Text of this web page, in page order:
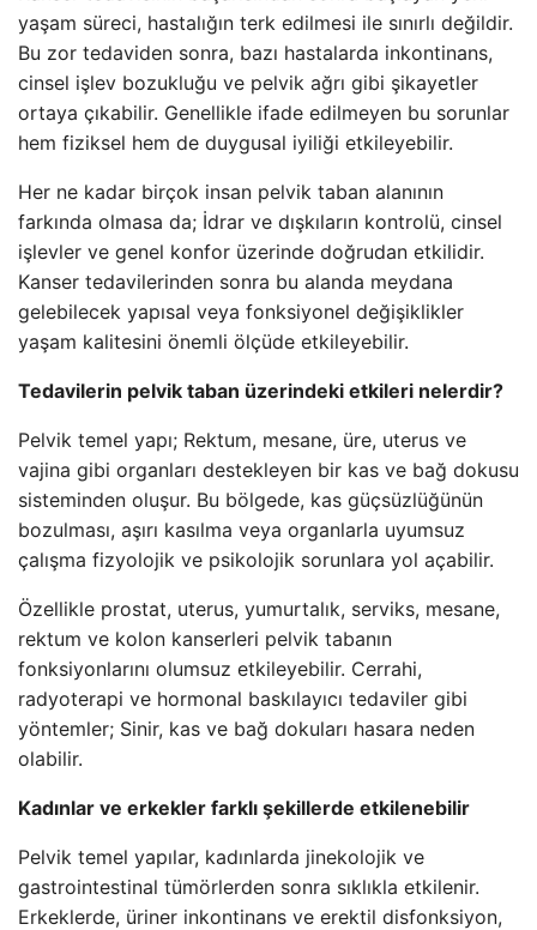
yaşam süreci, hastalığın terk edilmesi ile sınırlı değildir.
Bu zor tedaviden sonra, bazı hastalarda inkontinans,
cinsel işlev bozukluğu ve pelvik ağrı gibi şikayetler
ortaya çıkabilir. Genellikle ifade edilmeyen bu sorunlar
hem fiziksel hem de duygusal iyiliği etkileyebilir.
Her ne kadar birçok insan pelvik taban alanının
farkında olmasa da; İdrar ve dışkıların kontrolü, cinsel
işlevler ve genel konfor üzerinde doğrudan etkilidir.
Kanser tedavilerinden sonra bu alanda meydana
gelebilecek yapısal veya fonksiyonel değişiklikler
yaşam kalitesini önemli ölçüde etkileyebilir.
Tedavilerin pelvik taban üzerindeki etkileri nelerdir?
Pelvik temel yapı; Rektum, mesane, üre, uterus ve
vajina gibi organları destekleyen bir kas ve bağ dokusu
sisteminden oluşur. Bu bölgede, kas güçsüzlüğünün
bozulması, aşırı kasılma veya organlarla uyumsuz
çalışma fizyolojik ve psikolojik sorunlara yol açabilir.
Özellikle prostat, uterus, yumurtalık, serviks, mesane,
rektum ve kolon kanserleri pelvik tabanın
fonksiyonlarını olumsuz etkileyebilir. Cerrahi,
radyoterapi ve hormonal baskılayıcı tedaviler gibi
yöntemler; Sinir, kas ve bağ dokuları hasara neden
olabilir.
Kadınlar ve erkekler farklı şekillerde etkilenebilir
Pelvik temel yapılar, kadınlarda jinekolojik ve
gastrointestinal tümörlerden sonra sıklıkla etkilenir.
Erkeklerde, üriner inkontinans ve erektil disfonksiyon,